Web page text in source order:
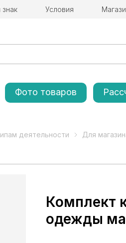
Условия
Фото товаров
деятельности Для
Комплект
одежды